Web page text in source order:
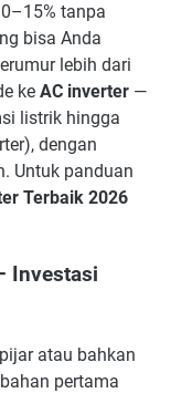
tanpa
bisa Anda
lebih dari
ke AC inverter —
listrik hingga
dengan
Untuk panduan
Terbaik 2026
Investasi
atau bahkan
pertama